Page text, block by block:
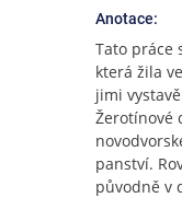
Anotace:
Tato práce
která žila
jimi
Žerotínové
panství.
původně v